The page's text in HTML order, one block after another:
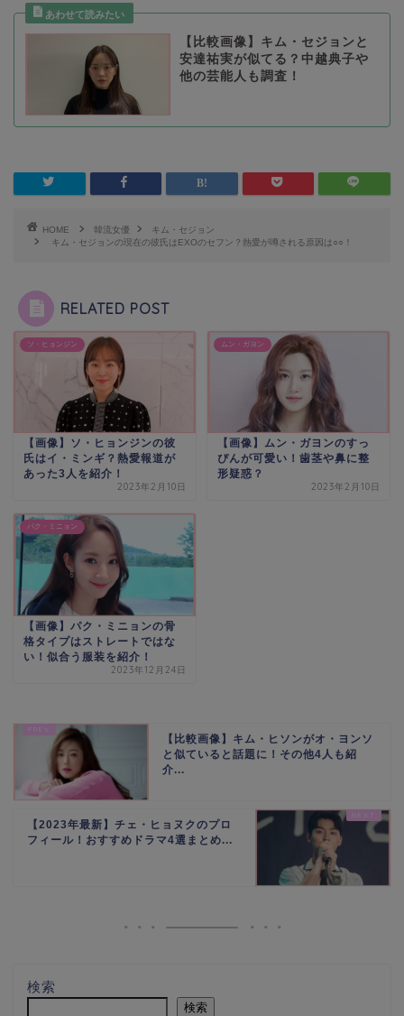
【比較画像】キム・セジョンと
安達祐実が似てる？中越典子や
他の芸能人も調査！
HOME 韓流女優
キム・セジョン
キム・セジョンの現在の彼氏はEXOのセフン？熱愛が噂される原因は○○！
RELATED POST
ソ・ヒョンジン
【画像】ソ・ヒョンジンの彼
氏はイ・ミンギ？熱愛報道が
あった3人を紹介！
2023年2月10日
ムン・ガヨン
【画像】ムン・ガヨンのすっ
ぴんが可愛い！歯茎や鼻に整
形疑惑？
2023年2月10日
パク・ミニョン
【画像】パク・ミニョンの骨
格タイプはストレートではな
い！似合う服装を紹介！
2023年12月24日
【比較画像】キム・ヒソンがオ・ヨンソ
と似ていると話題に！その他4人も紹
介...
【2023年最新】チェ・ヒョヌクのプロ
フィール！おすすめドラマ4選まとめ...
検索
検索